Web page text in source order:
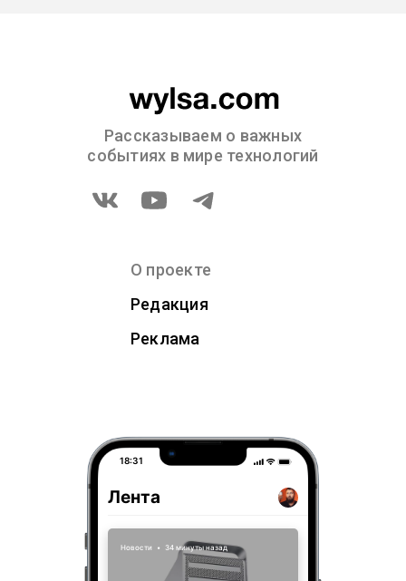
Рассказываем о важных
событиях в мире технологий
О проекте
Редакция
Реклама
18:31
Лента
Новости • 34 минуты назад